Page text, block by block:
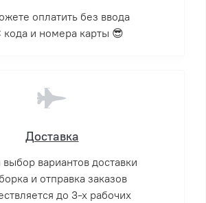
оплатить без ввода
кода и номера карты 😎
Доставка
выбор вариантов доставки
и отправка заказов
до 3-х рабочих